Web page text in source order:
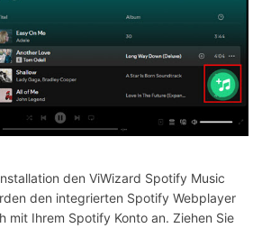
den ViWizard Spotify Music
den integrierten Spotify Webplayer
mit Ihrem Spotify Konto an. Ziehen Sie